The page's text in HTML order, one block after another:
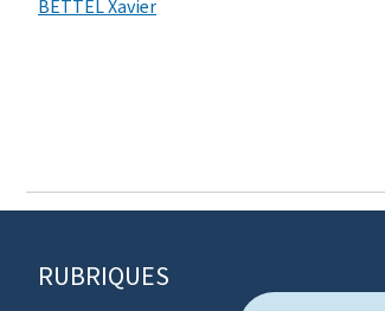
BETTEL Xavier
PRUBRIQUES